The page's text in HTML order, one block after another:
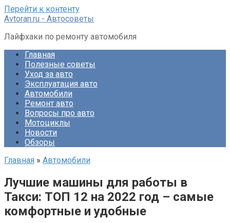
Перейти к контенту
Avtoran.ru - Автосоветы
Лайфхаки по ремонту автомобиля
Главная
Полезные советы
Уход за авто
Эксплуатация авто
Автомобили
Ремонт авто
Вопросы про авто
Мотоциклы
Новости
Обзоры
Главная » Автомобили
Лучшие машины для работы в
Такси: ТОП 12 на 2022 год – самые
комфортные и удобные